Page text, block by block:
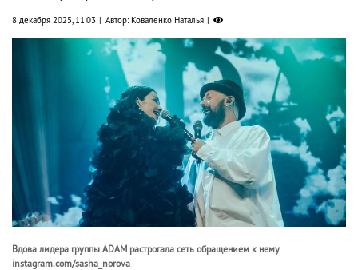
8 декабря 2025, 11:03 Автор: Коваленко Наталья
Вдова лидера группы ADAM растрогала сеть обращением к нему
instagram.com/sasha_norova